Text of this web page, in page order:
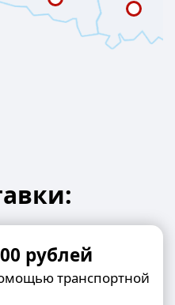
рублей
транспортной